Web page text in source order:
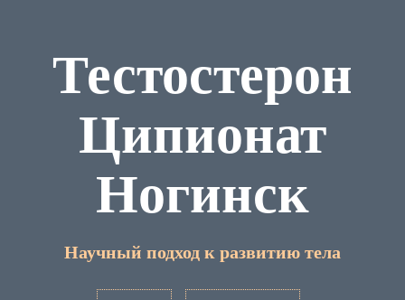
Тестостерон
Ципионат
Ногинск
Научный подход к развитию тела